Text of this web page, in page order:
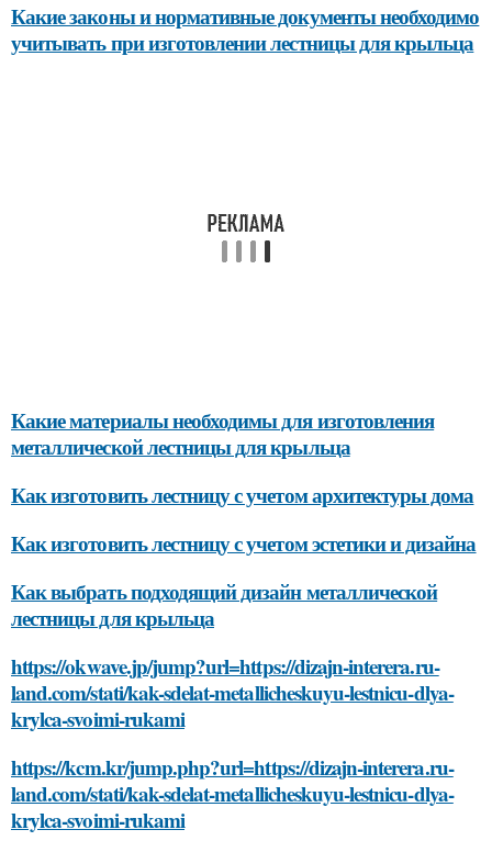
Какие законы и нормативные документы необходимо
учитывать при изготовлении лестницы для крыльца
Какие материалы необходимы для изготовления
металлической лестницы для крыльца
Как изготовить лестницу с учетом архитектуры дома
Как изготовить лестницу с учетом эстетики и дизайна
Как выбрать подходящий дизайн металлической
лестницы для крыльца
https://okwave.jp/jump?url=https://dizajn-interera.ru-
land.com/stati/kak-sdelat-metallicheskuyu-lestnicu-dlya-
krylca-svoimi-rukami
https://kcm.kr/jump.php?url=https://dizajn-interera.ru-
land.com/stati/kak-sdelat-metallicheskuyu-lestnicu-dlya-
krylca-svoimi-rukami